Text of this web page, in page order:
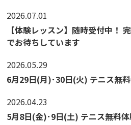
2026.07.01
【体験レッスン】随時受付中！
でお待ちしています
2026.05.29
6月29日(月)･30日(火) テニス無
2026.04.23
5月8日(金)･9日(土) テニス無料